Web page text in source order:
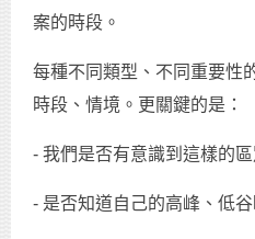
案的時段。
每種不同類型、不同重要性
時段、情境。更關鍵的是：
- 我們是否有意識到這樣的區
- 是否知道自己的高峰、低